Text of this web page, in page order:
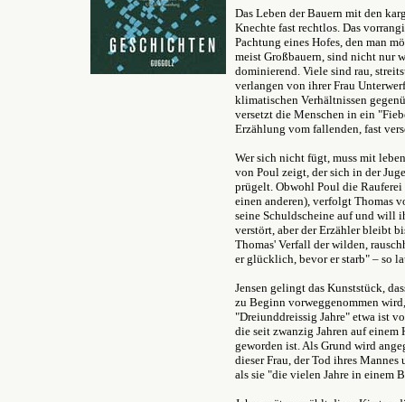
Das Leben der Bauern mit den
Knechte fast rechtlos. Das
Pachtung eines Hofes, den man
meist Großbauern, sind nicht nur
dominierend. Viele sind rau,
verlangen von ihrer Frau
klimatischen Verhältnissen
versetzt die Menschen in ein
Erzählung vom fallenden, fast
Wer sich nicht fügt, muss mit
von Poul zeigt, der sich in der
prügelt. Obwohl Poul die
einen anderen), verfolgt Thomas
seine Schuldscheine auf und will
verstört, aber der Erzähler bleibt
Thomas' Verfall der wilden,
er glücklich, bevor er starb" – so
Jensen gelingt das Kunststück,
zu Beginn vorweggenommen
"Dreiunddreissig Jahre" etwa ist
die seit zwanzig Jahren auf
geworden ist. Als Grund wird
dieser Frau, der Tod ihres
als sie "die vielen Jahre in einem